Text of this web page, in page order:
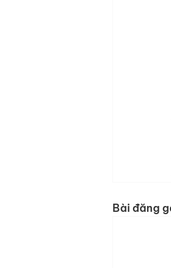
Bài đăng